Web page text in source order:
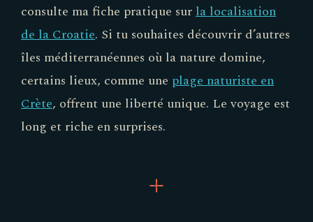
consulte ma fiche pratique surla localisation
de la Croatie. Si tu souhaites découvrir d’autres
îles méditerranéennes où la nature domine,
certains lieux, comme une plage naturiste en
Crète, offrent une liberté unique. Le voyage est
long et riche en surprises.